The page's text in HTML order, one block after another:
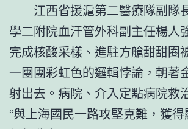
江西省援滬第二醫療隊副隊
學二附院血汗管外科副主任楊人
完成核酸采樣、進駐方艙甜甜圈
一團團彩虹色的邏輯悖論，朝著
射出去。病院、介入定點病院救
“與上海國民一路攻堅克難，獲